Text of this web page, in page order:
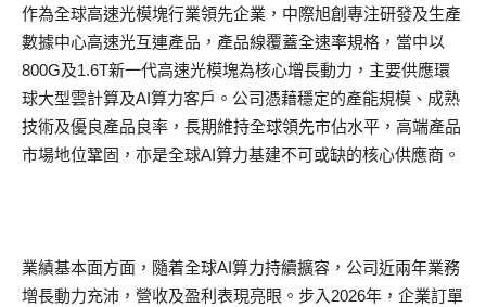
作為全球高速光模塊行業領先企業，中際旭創專注研發及生產
數據中心高速光互連產品，產品線覆蓋全速率規格，當中以
800G及1.6T新一代高速光模塊為核心增長動力，主要供應環
球大型雲計算及AI算力客戶。公司憑藉穩定的產能規模、成熟
技術及優良產品良率，長期維持全球領先市佔水平，高端產品
市場地位鞏固，亦是全球AI算力基建不可或缺的核心供應商。
業績基本面方面，隨着全球AI算力持續擴容，公司近兩年業務
增長動力充沛，營收及盈利表現亮眼。步入2026年，企業訂單